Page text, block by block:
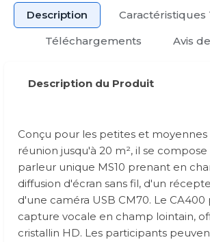
Description
Caractéristiques
Téléchargements
Avis
Description du Produit
Conçu pour les petites et moyennes
réunion jusqu'à 20 m², il se
parleur unique MS10 prenant en
diffusion d'écran sans fil, d'un
d'une caméra USB CM70. Le
capture vocale en champ lointain,
cristallin HD. Les participants